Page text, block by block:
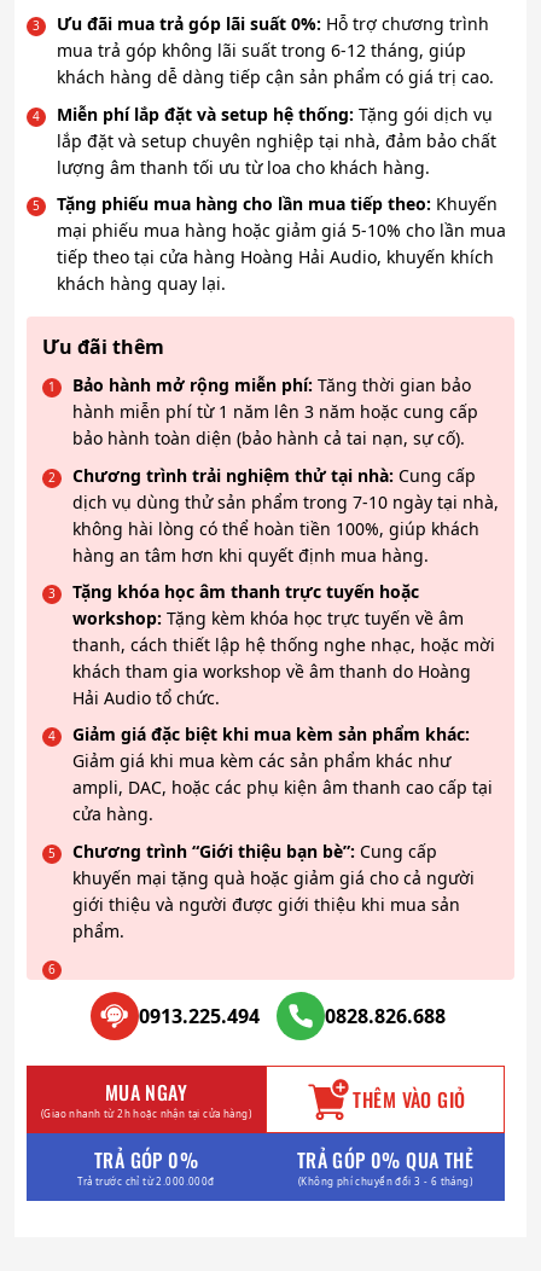
Ưu đãi mua trả góp lãi suất 0%: Hỗ trợ chương trình
mua trả góp không lãi suất trong 6-12 tháng, giúp
khách hàng dễ dàng tiếp cận sản phẩm có giá trị cao.
Miễn phí lắp đặt và setup hệ thống: Tặng gói dịch vụ
lắp đặt và setup chuyên nghiệp tại nhà, đảm bảo chất
lượng âm thanh tối ưu từ loa cho khách hàng.
Tặng phiếu mua hàng cho lần mua tiếp theo: Khuyến
mại phiếu mua hàng hoặc giảm giá 5-10% cho lần mua
tiếp theo tại cửa hàng Hoàng Hải Audio, khuyến khích
khách hàng quay lại.
Ưu đãi thêm
Bảo hành mở rộng miễn phí: Tăng thời gian bảo
hành miễn phí từ 1 năm lên 3 năm hoặc cung cấp
bảo hành toàn diện (bảo hành cả tai nạn, sự cố).
Chương trình trải nghiệm thử tại nhà: Cung cấp
dịch vụ dùng thử sản phẩm trong 7-10 ngày tại nhà,
không hài lòng có thể hoàn tiền 100%, giúp khách
hàng an tâm hơn khi quyết định mua hàng.
Tặng khóa học âm thanh trực tuyến hoặc
workshop: Tặng kèm khóa học trực tuyến về âm
thanh, cách thiết lập hệ thống nghe nhạc, hoặc mời
khách tham gia workshop về âm thanh do Hoàng
Hải Audio tổ chức.
Giảm giá đặc biệt khi mua kèm sản phẩm khác:
Giảm giá khi mua kèm các sản phẩm khác như
ampli, DAC, hoặc các phụ kiện âm thanh cao cấp tại
cửa hàng.
Chương trình “Giới thiệu bạn bè”: Cung cấp
khuyến mại tặng quà hoặc giảm giá cho cả người
giới thiệu và người được giới thiệu khi mua sản
phẩm.
0913.225.494 0828.826.688
MUA NGAY
(Giao nhanh từ 2h hoặc nhận tại cửa hàng) THÊM VÀO GIỎ
TRẢ GÓP 0%
Trả trước chỉ từ 2.000.000đ
TRẢ GÓP 0% QUA THẺ
(Không phí chuyển đổi 3 - 6 tháng)